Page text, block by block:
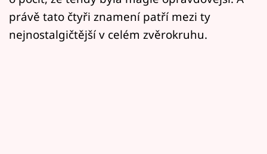
právě tato čtyři znamení patří mezi ty
nejnostalgičtější v celém zvěrokruhu.